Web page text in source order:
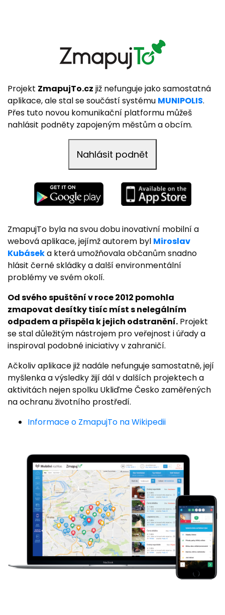
Projekt ZmapujTo.cz již nefunguje jako samostatná
aplikace, ale stal se součástí systému MUNIPOLIS.
Přes tuto novou komunikační platformu můžeš
nahlásit podněty zapojeným městům a obcím.
Nahlásit podnět
ZmapujTo byla na svou dobu inovativní mobilní a
webová aplikace, jejímž autorem byl Miroslav
Kubáseka která umožňovala občanům snadno
hlásit černé skládky a další environmentální
problémy ve svém okolí.
Od svého spuštění v roce 2012 pomohla
zmapovat desítky tisíc míst s nelegálním
odpadem a přispěla k jejich odstranění. Projekt
se stal důležitým nástrojem pro veřejnost i úřady a
inspiroval podobné iniciativy v zahraničí.
Ačkoliv aplikace již nadále nefunguje samostatně, její
myšlenka a výsledky žijí dál v dalších projektech a
aktivitách nejen spolku Ukliďme Česko zaměřených
na ochranu životního prostředí.
Informace o ZmapujTo na Wikipedii